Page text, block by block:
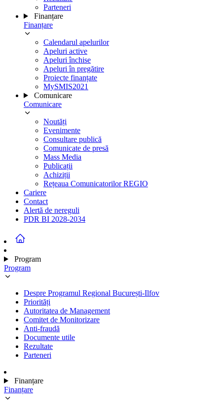
Parteneri
Finanțare
Finanțare
Calendarul apelurilor
Apeluri active
Apeluri închise
Apeluri în pregătire
Proiecte finanțate
MySMIS2021
Comunicare
Comunicare
Noutăți
Evenimente
Consultare publică
Comunicate de presă
Mass Media
Publicații
Achiziții
Rețeaua Comunicatorilor REGIO
Cariere
Contact
Alertă de nereguli
PDR BI 2028-2034
Program
Program
Despre Programul Regional București-Ilfov
Priorități
Autoritatea de Management
Comitet de Monitorizare
Anti-fraudă
Documente utile
Rezultate
Parteneri
Finanțare
Finanțare